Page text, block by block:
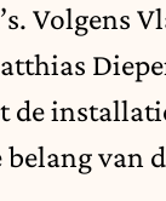
Volgens
de
van